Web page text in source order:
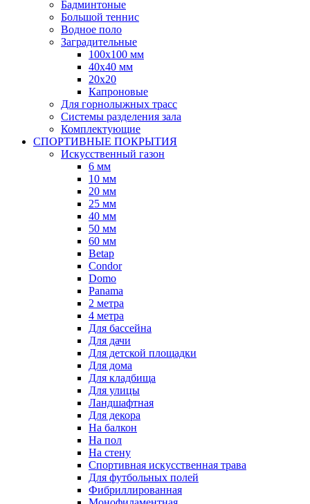
Бадминтоные
Большой теннис
Водное поло
Заградительные
100х100 мм
40х40 мм
20х20
Капроновые
Для горнолыжных трасс
Системы разделения зала
Комплектующие
СПОРТИВНЫЕ ПОКРЫТИЯ
Искусственный газон
6 мм
10 мм
20 мм
25 мм
40 мм
50 мм
60 мм
Betap
Condor
Domo
Panama
2 метра
4 метра
Для бассейна
Для дачи
Для детской площадки
Для дома
Для кладбища
Для улицы
Ландшафтная
Для декора
На балкон
На пол
На стену
Спортивная искусственная трава
Для футбольных полей
Фибриллированная